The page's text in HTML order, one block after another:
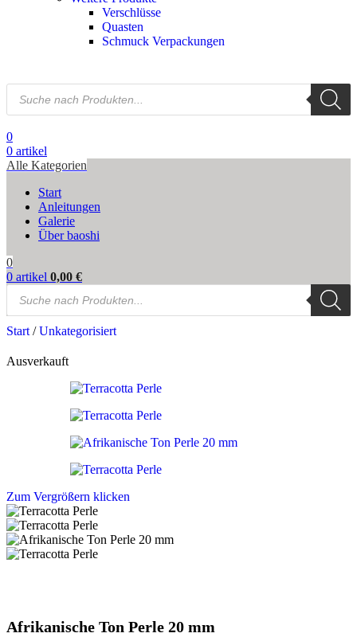
Verschlüsse
Quasten
Schmuck Verpackungen
0
0 artikel
Alle Kategorien
Start
Anleitungen
Galerie
Über baoshi
0
0 artikel 0,00 €
Start / Unkategorisiert
Ausverkauft
Zum Vergrößern klicken
Afrikanische Ton Perle 20 mm